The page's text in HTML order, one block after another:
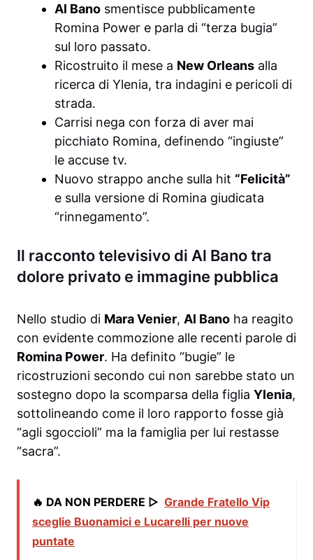
Al Bano smentisce pubblicamente
Romina Power e parla di “terza bugia”
sul loro passato.
Ricostruito il mese a New Orleans alla
ricerca di Ylenia, tra indagini e pericoli di
strada.
Carrisi nega con forza di aver mai
picchiato Romina, definendo “ingiuste”
le accuse tv.
Nuovo strappo anche sulla hit “Felicità”
e sulla versione di Romina giudicata
“rinnegamento”.
Il racconto televisivo di Al Bano tra
dolore privato e immagine pubblica
Nello studio di Mara Venier, Al Bano ha reagito
con evidente commozione alle recenti parole di
Romina Power. Ha definito “bugie” le
ricostruzioni secondo cui non sarebbe stato un
sostegno dopo la scomparsa della figlia Ylenia,
sottolineando come il loro rapporto fosse già
“agli sgoccioli” ma la famiglia per lui restasse
“sacra”.
🔥 DA NON PERDERE ▷ Grande Fratello Vip
sceglie Buonamici e Lucarelli per nuove
puntate